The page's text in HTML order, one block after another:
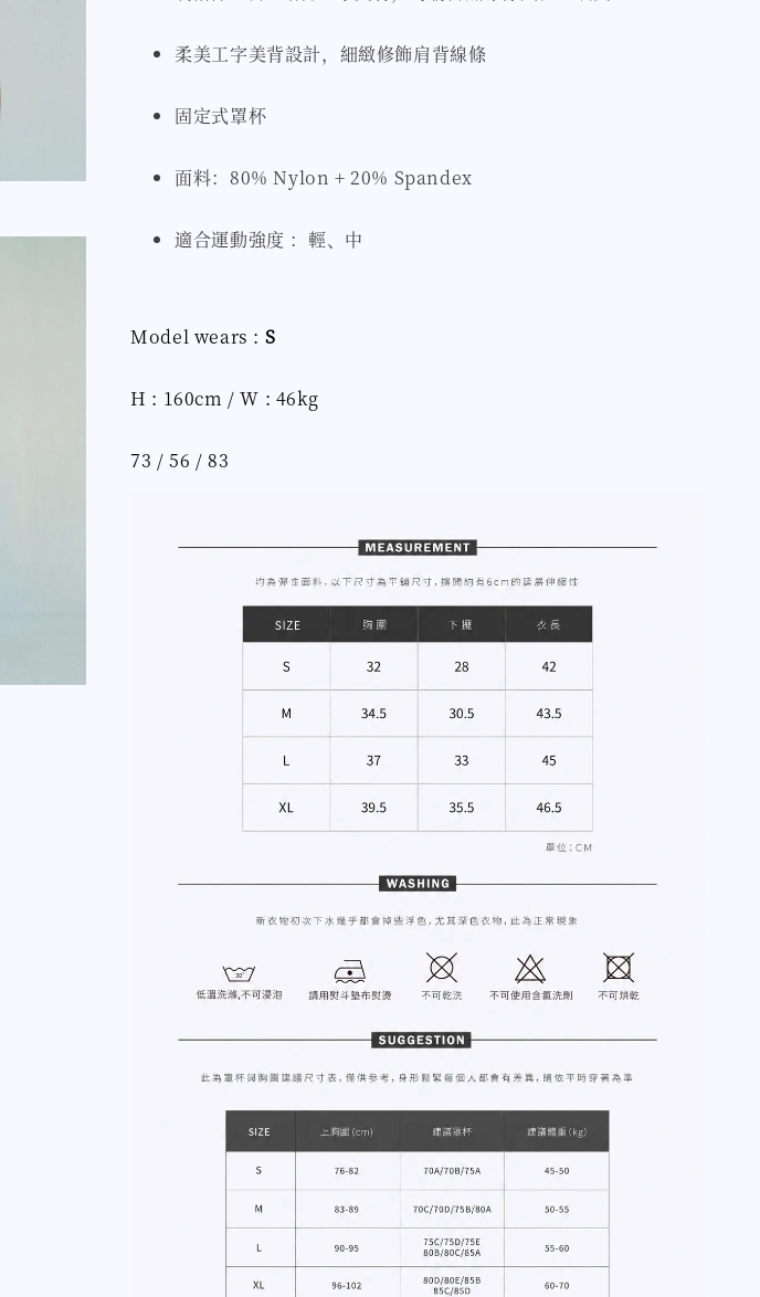
柔美工字美背設計，細緻修飾肩背線條
固定式罩杯
面料：80% Nylon + 20% Spandex
適合運動強度 ：輕、中
Model wears : S
H : 160cm / W : 46kg
73 / 56 / 83